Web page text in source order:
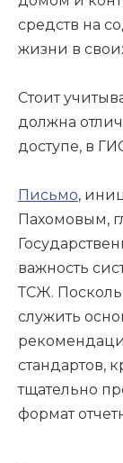
средств на
жизни в
Стоит
должна
доступе, в
Письмо,
Пахомовым,
важность
ТСЖ.
служить
стандартов,
тщательно
формат